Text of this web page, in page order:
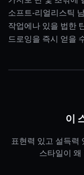
소프트-리얼리스틱
작업에나 있을 법한
드로잉을 즉시 얻을
이
표현력 있고 설득력
스타일이